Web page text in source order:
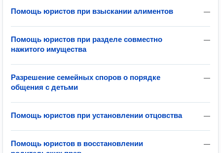
—
Помощь юристов при взыскании алиментов
—
Помощь юристов при разделе совместно
нажитого имущества
—
Разрешение семейных споров о порядке
общения с детьми
—
Помощь юристов при установлении отцовства
—
Помощь юристов в восстановлении